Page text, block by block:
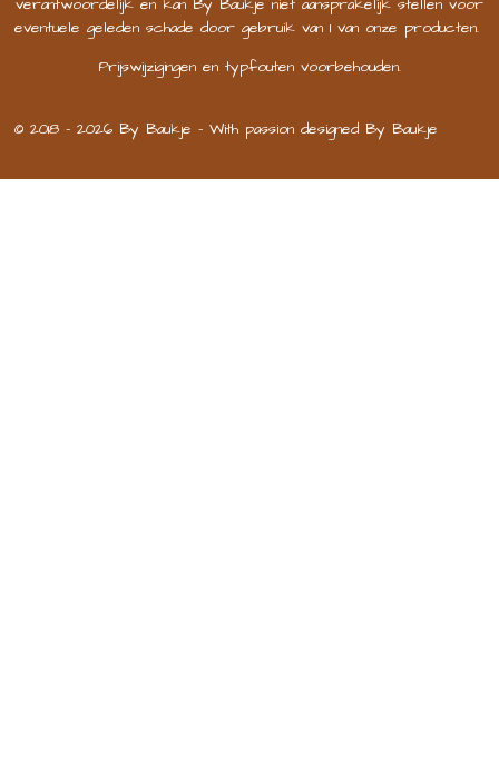
verantwoordelijk en kan By Baukje niet aansprakelijk stellen voor
eventuele geleden schade door gebruik van 1 van onze producten.
Prijswijzigingen en typfouten voorbehouden.
© 2018 - 2026 By Baukje - With passion designed By Baukje